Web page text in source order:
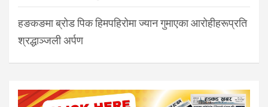
हङकङमा ब्रोड पिक हिमपहिरोमा ज्यान गुमाएका आरोहीहरूप्रति
श्रद्धाञ्जली अर्पण